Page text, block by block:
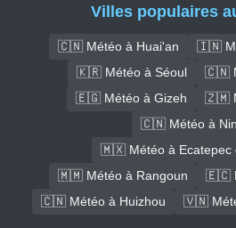
Villes populaires
🇨🇳 Météo à Huai'an
🇮🇳
🇰🇷 Météo à Séoul
🇨🇳
🇪🇬 Météo à Gizeh
🇿🇲
🇨🇳 Météo à
🇲🇽 Météo à Ecatepec
🇲🇲 Météo à Rangoun
🇪🇨
🇨🇳 Météo à Huizhou
🇻🇳